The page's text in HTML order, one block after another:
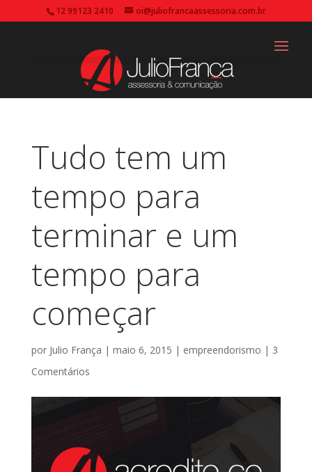
12 99123 2410 oi@juliofrancaassessoria.com.br
Tudo tem um
tempo para
terminar e um
tempo para
começar
por Julio França | maio 6, 2015 | empreendorismo | 3
Comentários